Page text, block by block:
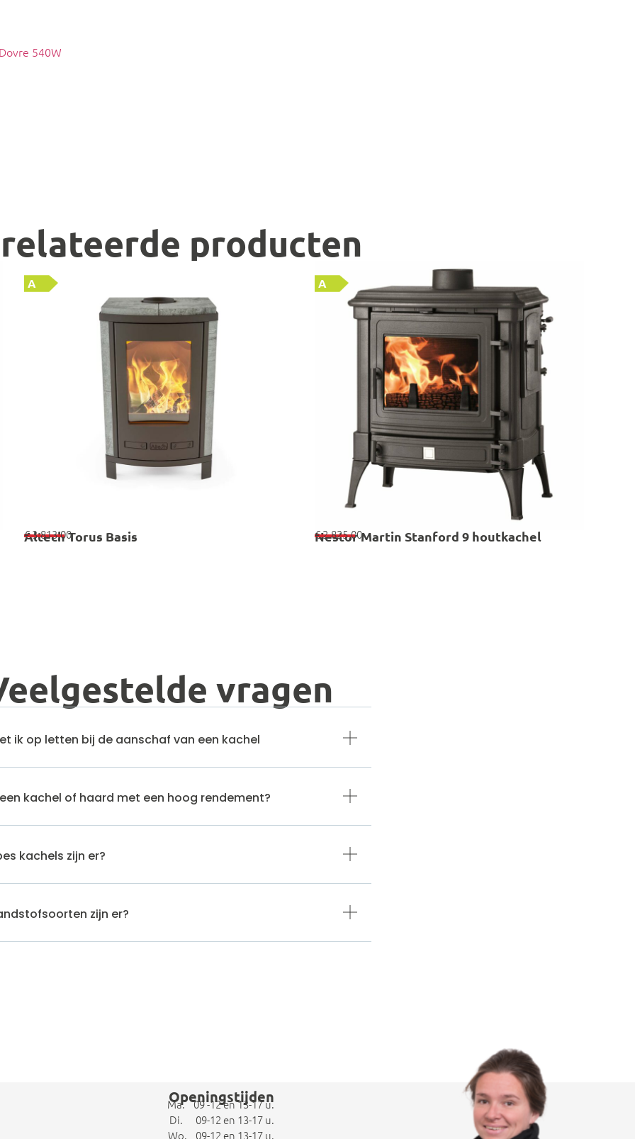
540W
producten
A
Altech Torus Basis
€3.813,00
A
Nestor Martin Stanford 9 houtkachel
€2.825,00
vragen
ik op letten bij de aanschaf van een kachel
kachel of haard met een hoog rendement?
kachels zijn er?
zijn er?
Openingstijden
Ma. 09 -12 en 13-17 u.
Di. 09-12 en 13-17 u.
Wo. 09-12 en 13-17 u.